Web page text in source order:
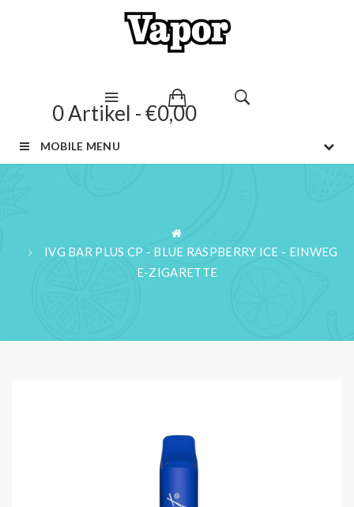
0 Artikel - €0,00
MOBILE MENU
IVG BAR PLUS CP - BLUE RASPBERRY ICE - EINWEG
E-ZIGARETTE